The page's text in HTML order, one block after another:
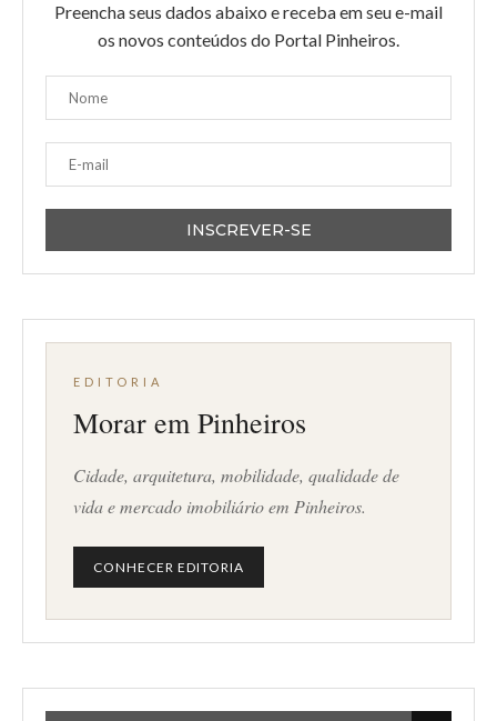
Preencha seus dados abaixo e receba em seu e-mail
os novos conteúdos do Portal Pinheiros.
EDITORIA
Morar em Pinheiros
Cidade, arquitetura, mobilidade, qualidade de
vida e mercado imobiliário em Pinheiros.
CONHECER EDITORIA